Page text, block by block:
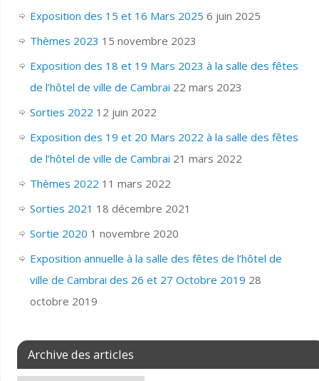
Exposition des 15 et 16 Mars 2025 6 juin 2025
Thèmes 2023 15 novembre 2023
Exposition des 18 et 19 Mars 2023 à la salle des fêtes
de l’hôtel de ville de Cambrai 22 mars 2023
Sorties 2022 12 juin 2022
Exposition des 19 et 20 Mars 2022 à la salle des fêtes
de l’hôtel de ville de Cambrai 21 mars 2022
Thèmes 2022 11 mars 2022
Sorties 2021 18 décembre 2021
Sortie 2020 1 novembre 2020
Exposition annuelle à la salle des fêtes de l’hôtel de
ville de Cambrai des 26 et 27 Octobre 2019 28
octobre 2019
Archive des articles